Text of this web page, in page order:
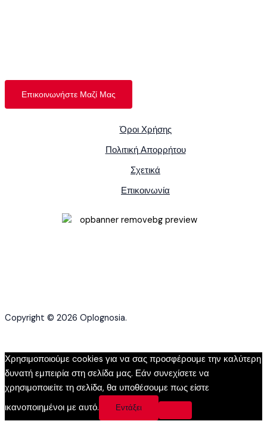
Επικοινωνήστε Μαζί Μας
Όροι Χρήσης
Πολιτική Απορρήτου
Σχετικά
Επικοινωνία
Copyright © 2026 Oplognosia.
Χρησιμοποιούμε cookies για να σας προσφέρουμε την καλύτερη
δυνατή εμπειρία στη σελίδα μας. Εάν συνεχίσετε να
χρησιμοποιείτε τη σελίδα, θα υποθέσουμε πως είστε
ικανοποιημένοι με αυτό.
Εντάξει